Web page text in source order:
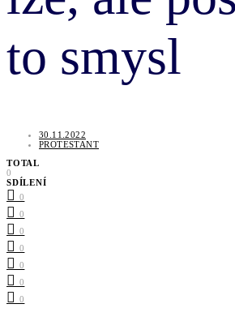
to smysl
30.11.2022
PROTESTANT
TOTAL
0
SDÍLENÍ
0
0
0
0
0
0
0